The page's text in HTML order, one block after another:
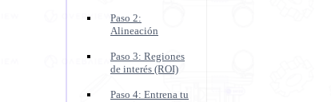
Paso 2:
Alineación
Paso 3: Regiones
de interés (ROI)
Paso 4: Entrena tu